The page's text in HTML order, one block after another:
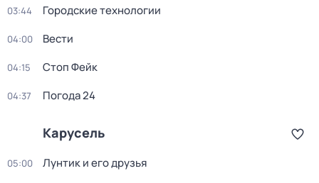
03:44 Городские технологии
04:00 Вести
04:15 Стоп Фейк
04:37 Погода 24
Карусель
05:00 Лунтик и его друзья